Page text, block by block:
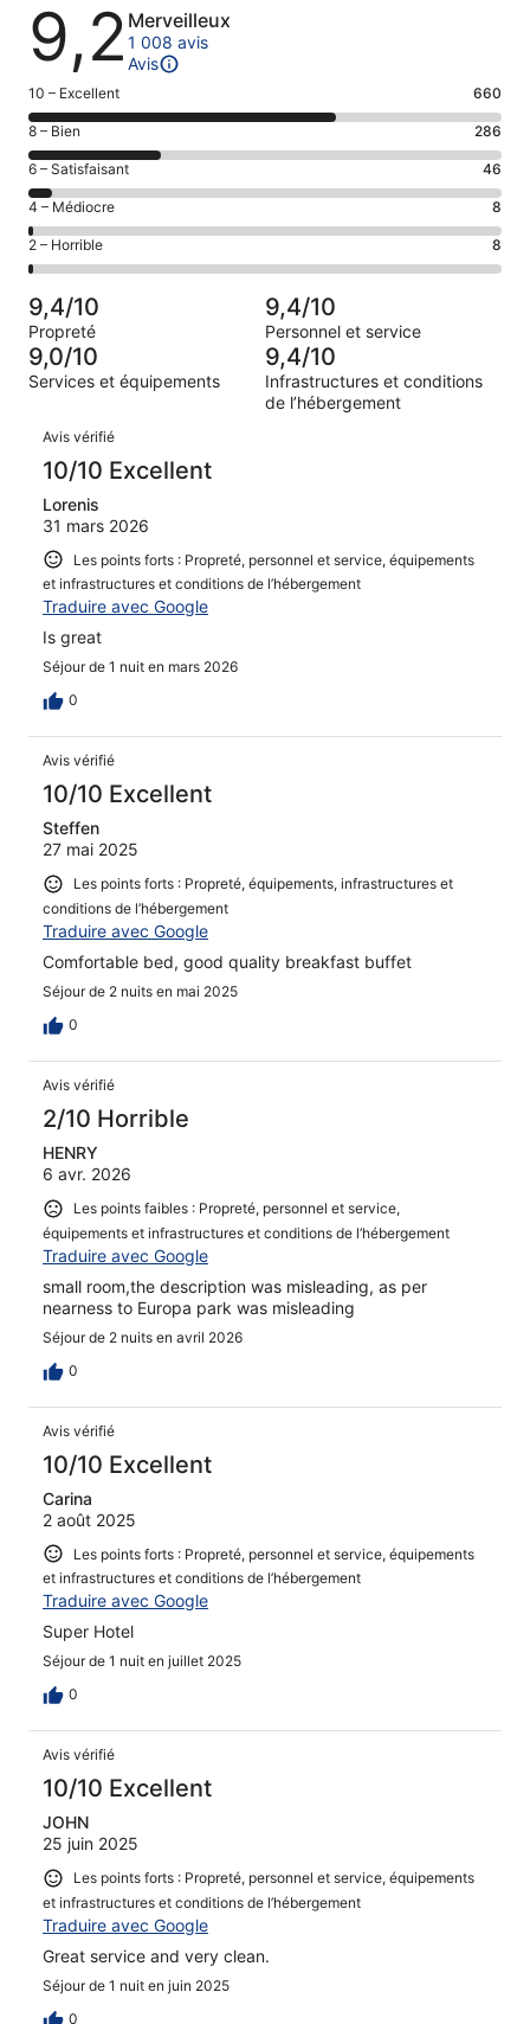
9,2 Merveilleux
1 008 avis
Avis
Note
des
voyageurs
de 10
(Excellent),
d’après 660 avis
sur 1008.
10 – Excellent 660
Note
des
voyageurs
de 8
(Bien),
d’après 286 avis
sur 1008.
8 – Bien 286
Note
des
voyageurs
de 6
(Satisfaisant),
sur 1008.
6 – Satisfaisant 46
Note
des
voyageurs
de 4
(Médiocre),
d’après 8 avis
sur 1008.
4 – Médiocre 8
Note
des
voyageurs
de 2
(Horrible),
d’après 8 avis
sur 1008.
2 – Horrible 8
9,4/10
Propreté
9,4/10
Personnel et service
9,0/10
Services et équipements
9,4/10
Infrastructures et conditions
de l’hébergement
Avis
Avis vérifié
10/10 Excellent
Lorenis
31 mars 2026
Les points forts : Propreté, personnel et service, équipements
et infrastructures et conditions de l’hébergement
Traduire avec Google
Is great
Séjour de 1 nuit en mars 2026
0
Avis vérifié
10/10 Excellent
Steffen
27 mai 2025
Les points forts : Propreté, équipements, infrastructures et
conditions de l’hébergement
Traduire avec Google
Comfortable bed, good quality breakfast buffet
Séjour de 2 nuits en mai 2025
0
Avis vérifié
2/10 Horrible
HENRY
6 avr. 2026
Les points faibles : Propreté, personnel et service,
équipements et infrastructures et conditions de l’hébergement
Traduire avec Google
small room,the description was misleading, as per
nearness to Europa park was misleading
Séjour de 2 nuits en avril 2026
0
Avis vérifié
10/10 Excellent
Carina
2 août 2025
Les points forts : Propreté, personnel et service, équipements
et infrastructures et conditions de l’hébergement
Traduire avec Google
Super Hotel
Séjour de 1 nuit en juillet 2025
0
Avis vérifié
10/10 Excellent
JOHN
25 juin 2025
Les points forts : Propreté, personnel et service, équipements
et infrastructures et conditions de l’hébergement
Traduire avec Google
Great service and very clean.
Séjour de 1 nuit en juin 2025
0